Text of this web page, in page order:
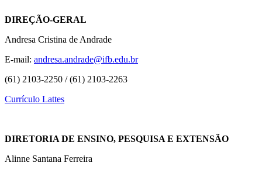
DIREÇÃO-GERAL
Andresa Cristina de Andrade
E-mail: andresa.andrade@ifb.edu.br
(61) 2103-2250 / (61) 2103-2263
Currículo Lattes
DIRETORIA DE ENSINO, PESQUISA E EXTENSÃO
Alinne Santana Ferreira